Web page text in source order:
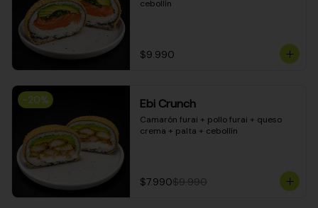
cebollín
$9.990
-20% Ebi Crunch
Camarón furai + pollo furai + queso
crema + palta + cebollín
$7.990$9.990